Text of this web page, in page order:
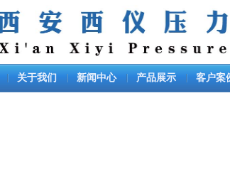
关于我们 新闻中心 产品展示 客户案